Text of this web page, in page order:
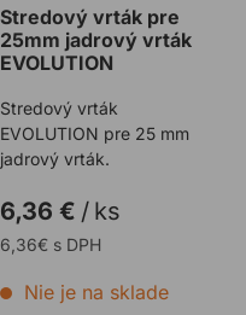
Stredový vrták pre
25mm jadrový vrták
EVOLUTION
Stredový vrták
EVOLUTION pre 25 mm
jadrový vrták.
6,36 € / ks
6,36€ s DPH
Nie je na sklade